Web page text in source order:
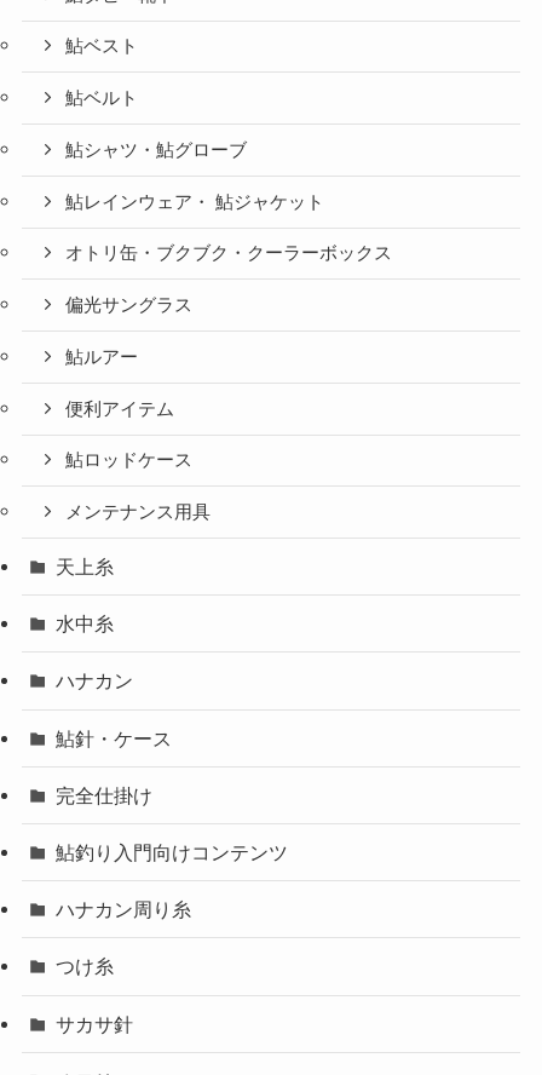
鮎ベスト
鮎ベルト
鮎シャツ・鮎グローブ
鮎レインウェア・ 鮎ジャケット
オトリ缶・ブクブク・クーラーボックス
偏光サングラス
鮎ルアー
便利アイテム
鮎ロッドケース
メンテナンス用具
天上糸
水中糸
ハナカン
鮎針・ケース
完全仕掛け
鮎釣り入門向けコンテンツ
ハナカン周り糸
つけ糸
サカサ針